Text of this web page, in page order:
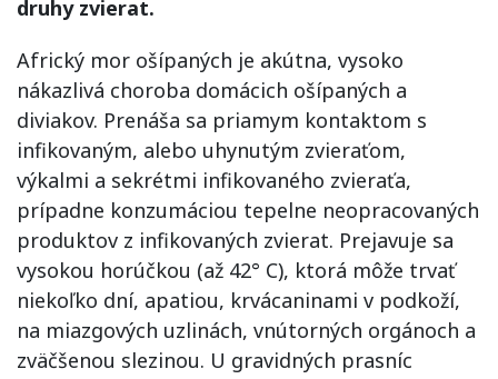
druhy zvierat.
Africký mor ošípaných je akútna, vysoko
nákazlivá choroba domácich ošípaných a
diviakov. Prenáša sa priamym kontaktom s
infikovaným, alebo uhynutým zvieraťom,
výkalmi a sekrétmi infikovaného zvieraťa,
prípadne konzumáciou tepelne neopracovaných
produktov z infikovaných zvierat. Prejavuje sa
vysokou horúčkou (až 42° C), ktorá môže trvať
niekoľko dní, apatiou, krvácaninami v podkoží,
na miazgových uzlinách, vnútorných orgánoch a
zväčšenou slezinou. U gravidných prasníc